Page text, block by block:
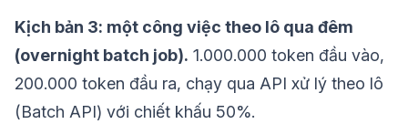
Kịch bản 3: một công việc theo lô qua đêm
(overnight batch job). 1.000.000 token đầu vào,
200.000 token đầu ra, chạy qua API xử lý theo lô
(Batch API) với chiết khấu 50%.